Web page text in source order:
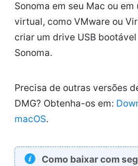
Sonoma em seu Mac ou em
virtual, como VMware ou
criar um drive USB
Sonoma.
Precisa de outras versões
DMG? Obtenha-os em:
macOS.
Como baixar com